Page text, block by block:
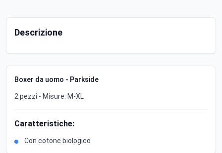
Descrizione
Boxer da uomo - Parkside
2 pezzi - Misure: M-XL
Caratteristiche:
Con cotone biologico